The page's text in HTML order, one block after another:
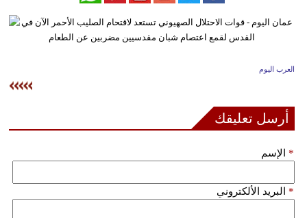
سياحة
مرأة
العرب اليوم
أرسل تعليقك
الإسم *
البريد الألكتروني *